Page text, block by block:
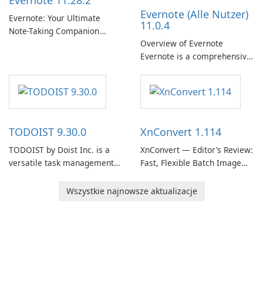
need predictable …
Evernote: Your Ultimate
Note-Taking Companion
helps users capture ideas,
organize to-do lists, and keep
track of important
Evernote (Alle Nutzer)
11.0.4
Overview of Evernote
Evernote is a comprehensive
users capture, organize, and
access information across
TODOIST 9.30.0
TODOIST by Doist Inc. is a
versatile task management
individuals and teams
XnConvert 1.114
XnConvert — Editor’s Review:
Fast, Flexible Batch Image
macOS and Linux XnConvert
Wszystkie najnowsze aktualizacje